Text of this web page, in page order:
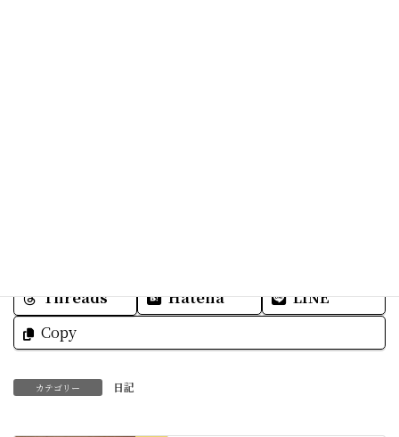
Threads
Hatena
LINE
Copy
カテゴリー 日記